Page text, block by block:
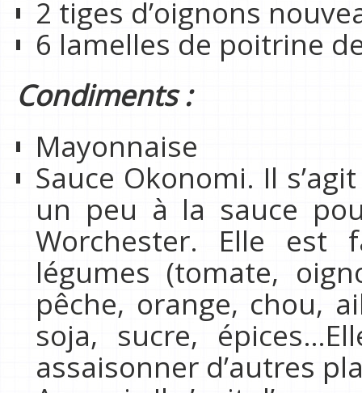
2 tiges d’oignons
6 lamelles de poitrine
Condiments :
Mayonnaise
Sauce Okonomi. Il
un peu à la sauce
Worchester. Elle
légumes (tomate,
pêche, orange, chou,
soja, sucre,
assaisonner d’autres